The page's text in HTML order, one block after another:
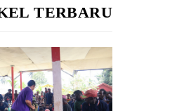
TERBARU